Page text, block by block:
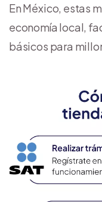
En México, estas
economía local,
básicos para